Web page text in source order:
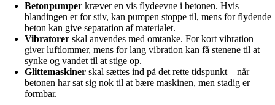
Betonpumper kræver en vis flydeevne i betonen. Hvis
blandingen er for stiv, kan pumpen stoppe til, mens for flydende
beton kan give separation af materialet.
Vibratorer skal anvendes med omtanke. For kort vibration
giver luftlommer, mens for lang vibration kan få stenene til at
synke og vandet til at stige op.
Glittemaskiner skal sættes ind på det rette tidspunkt – når
betonen har sat sig nok til at bære maskinen, men stadig er
formbar.